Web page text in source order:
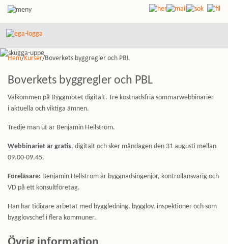
Hem/Kurser/Boverkets byggregler och PBL
Boverkets byggregler och PBL
Välkommen på Byggmötet digitalt. Tre kostnadsfria sommarwebbinarier
i aktuella och viktiga ämnen.
Tredje man ut är Benjamin Hellström.
Webbinariet är gratis, digitalt och sker måndagen den 31 augusti mellan
09.00-09.45.
Föreläsare: Benjamin Hellström är byggnadsingenjör, kontrollansvarig och
VD på ett konsultföretag.
Han har tidigare arbetat med byggledning, bygglov, inspektioner och som
bygglovschef i flera kommuner.